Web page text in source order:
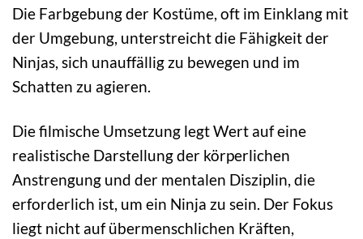
Die Farbgebung der Kostüme, oft im Einklang mit
der Umgebung, unterstreicht die Fähigkeit der
Ninjas, sich unauffällig zu bewegen und im
Schatten zu agieren.
Die filmische Umsetzung legt Wert auf eine
realistische Darstellung der körperlichen
Anstrengung und der mentalen Disziplin, die
erforderlich ist, um ein Ninja zu sein. Der Fokus
liegt nicht auf übermenschlichen Kräften,